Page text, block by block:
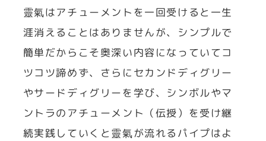
靈氣はアチューメントを一回受けると一生
涯消えることはありませんが、シンプルで
簡単だからこそ奥深い内容になっていてコ
ツコツ諦めず、さらにセカンドディグリー
やサードディグリーを学び、シンボルやマ
ントラのアチューメント（伝授）を受け継
続実践していくと靈氣が流れるパイプはよ